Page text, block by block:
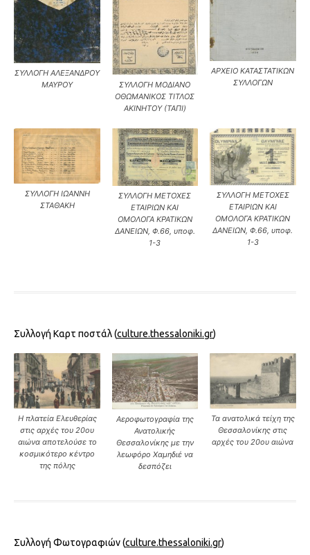
ΣΥΛΛΟΓΗ ΑΛΕΞΑΝΔΡΟΥ
ΜΑΥΡΟΥ
ΣΥΛΛΟΓΗ ΜΟΔΙΑΝΟ
ΟΘΩΜΑΝΙΚΟΣ ΤΙΤΛΟΣ
ΑΚΙΝΗΤΟΥ (ΤΑΠΙ)
ΑΡΧΕΙΟ ΚΑΤΑΣΤΑΤΙΚΩΝ
ΣΥΛΛΟΓΩΝ
ΣΥΛΛΟΓΗ ΙΩΑΝΝΗ
ΣΤΑΘΑΚΗ
ΣΥΛΛΟΓΗ ΜΕΤΟΧΕΣ
ΕΤΑΙΡΙΩΝ ΚΑΙ
ΟΜΟΛΟΓΑ ΚΡΑΤΙΚΩΝ
ΔΑΝΕΙΩΝ, Φ.66, υποφ.
1-3
ΣΥΛΛΟΓΗ ΜΕΤΟΧΕΣ
ΕΤΑΙΡΙΩΝ ΚΑΙ
ΟΜΟΛΟΓΑ ΚΡΑΤΙΚΩΝ
ΔΑΝΕΙΩΝ, Φ.66, υποφ.
1-3
Συλλογή Καρτ ποστάλ (culture.thessaloniki.gr)
Η πλατεία Ελευθερίας
στις αρχές του 20ου
αιώνα αποτελούσε το
κοσμικότερο κέντρο
της πόλης
Αεροφωτογραφία της
Ανατολικής
Θεσσαλονίκης με την
λεωφόρο Χαμηδιέ να
δεσπόζει
Τα ανατολικά τείχη της
Θεσσαλονίκης στις
αρχές του 20ου αιώνα
Συλλογή Φωτογραφιών (culture.thessaloniki.gr)